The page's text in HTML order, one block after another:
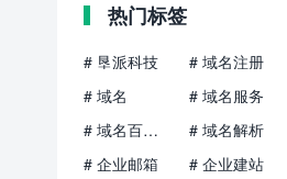
热门标签
# 垦派科技 # 域名注册
# 域名
# 域名服务
# 域名百科知识
# 域名解析
# 企业邮箱
# 企业建站